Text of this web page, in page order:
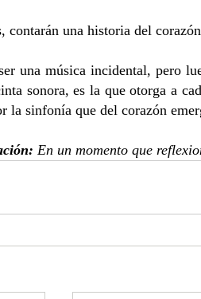
contarán una historia del
una música incidental, pero
sonora, es la que otorga a
la sinfonía que del corazón
En un momento que